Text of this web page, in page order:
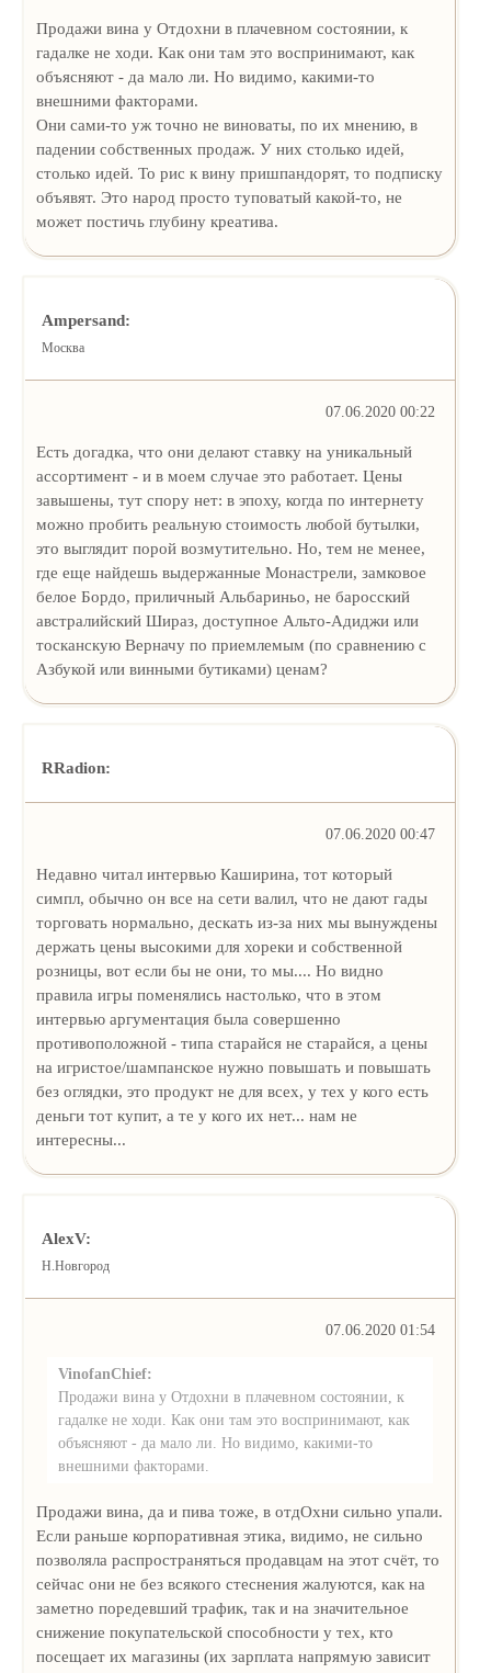
Продажи вина у Отдохни в плачевном состоянии, к
гадалке не ходи. Как они там это воспринимают, как
объясняют - да мало ли. Но видимо, какими-то
внешними факторами.
Они сами-то уж точно не виноваты, по их мнению, в
падении собственных продаж. У них столько идей,
столько идей. То рис к вину пришпандорят, то подписку
объявят. Это народ просто туповатый какой-то, не
может постичь глубину креатива.
Ampersand:
Москва
07.06.2020 00:22
Есть догадка, что они делают ставку на уникальный
ассортимент - и в моем случае это работает. Цены
завышены, тут спору нет: в эпоху, когда по интернету
можно пробить реальную стоимость любой бутылки,
это выглядит порой возмутительно. Но, тем не менее,
где еще найдешь выдержанные Монастрели, замковое
белое Бордо, приличный Альбариньо, не баросский
австралийский Шираз, доступное Альто-Адиджи или
тосканскую Верначу по приемлемым (по сравнению с
Азбукой или винными бутиками) ценам?
RRadion:
07.06.2020 00:47
Недавно читал интервью Каширина, тот который
симпл, обычно он все на сети валил, что не дают гады
торговать нормально, дескать из-за них мы вынуждены
держать цены высокими для хореки и собственной
розницы, вот если бы не они, то мы.... Но видно
правила игры поменялись настолько, что в этом
интервью аргументация была совершенно
противоположной - типа старайся не старайся, а цены
на игристое/шампанское нужно повышать и повышать
без оглядки, это продукт не для всех, у тех у кого есть
деньги тот купит, а те у кого их нет... нам не
интересны...
AlexV:
Н.Новгород
07.06.2020 01:54
VinofanChief:
Продажи вина у Отдохни в плачевном состоянии, к
гадалке не ходи. Как они там это воспринимают, как
объясняют - да мало ли. Но видимо, какими-то
внешними факторами.
Продажи вина, да и пива тоже, в отдОхни сильно упали.
Если раньше корпоративная этика, видимо, не сильно
позволяла распространяться продавцам на этот счёт, то
сейчас они не без всякого стеснения жалуются, как на
заметно поредевший трафик, так и на значительное
снижение покупательской способности у тех, кто
посещает их магазины (их зарплата напрямую зависит